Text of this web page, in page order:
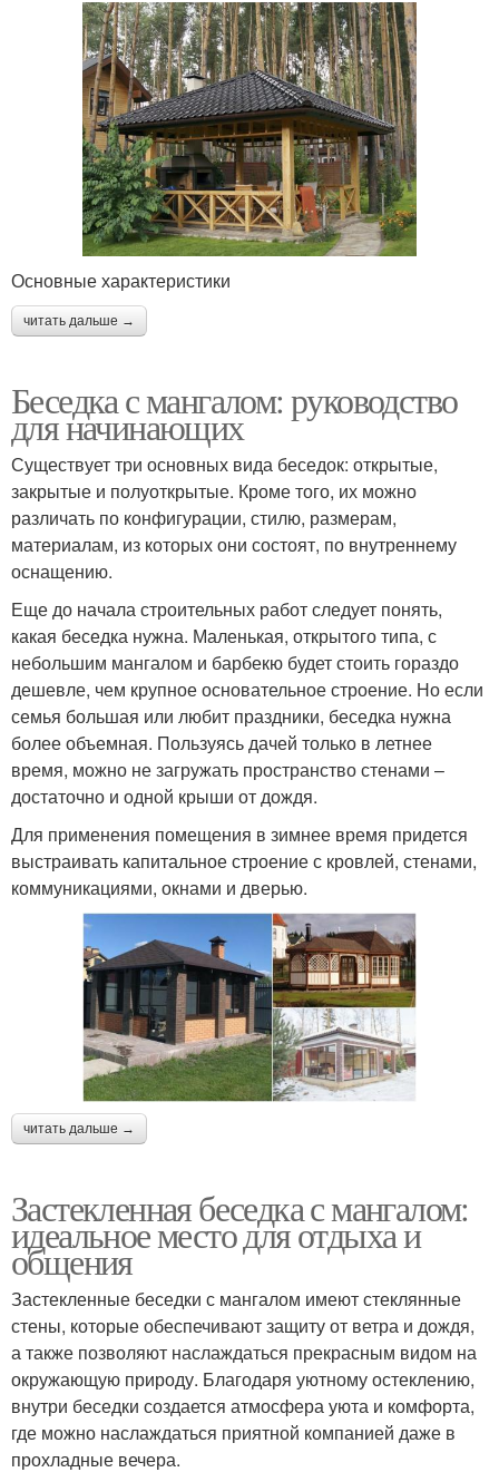
Основные характеристики
читать дальше →
Беседка с мангалом: руководство
для начинающих
Существует три основных вида беседок: открытые,
закрытые и полуоткрытые. Кроме того, их можно
различать по конфигурации, стилю, размерам,
материалам, из которых они состоят, по внутреннему
оснащению.
Еще до начала строительных работ следует понять,
какая беседка нужна. Маленькая, открытого типа, с
небольшим мангалом и барбекю будет стоить гораздо
дешевле, чем крупное основательное строение. Но если
семья большая или любит праздники, беседка нужна
более объемная. Пользуясь дачей только в летнее
время, можно не загружать пространство стенами –
достаточно и одной крыши от дождя.
Для применения помещения в зимнее время придется
выстраивать капитальное строение с кровлей, стенами,
коммуникациями, окнами и дверью.
читать дальше →
Застекленная беседка с мангалом:
идеальное место для отдыха и
общения
Застекленные беседки с мангалом имеют стеклянные
стены, которые обеспечивают защиту от ветра и дождя,
а также позволяют наслаждаться прекрасным видом на
окружающую природу. Благодаря уютному остеклению,
внутри беседки создается атмосфера уюта и комфорта,
где можно наслаждаться приятной компанией даже в
прохладные вечера.